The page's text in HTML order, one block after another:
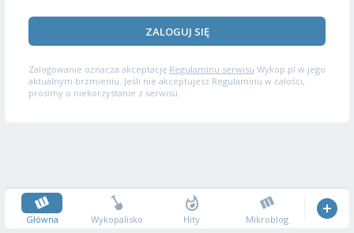
ZALOGUJ SIĘ
Zalogowanie oznacza akceptację Regulaminu serwisu Wykop.pl w jego
aktualnym brzmieniu. Jeśli nie akceptujesz Regulaminu w całości,
prosimy o niekorzystanie z serwisu.
Główna Wykopalisko Hity Mikroblog